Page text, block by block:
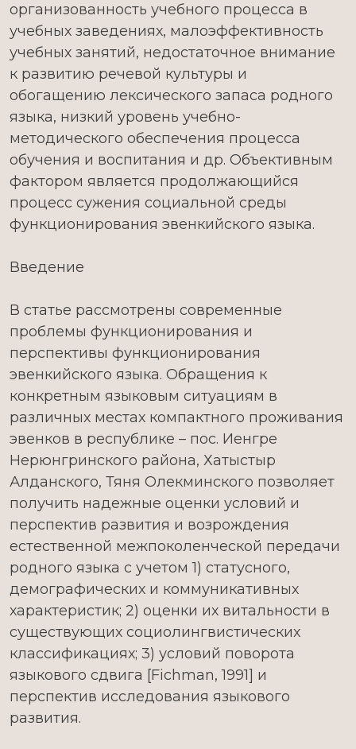
организованность учебного процесса в
учебных заведениях, малоэффективность
учебных занятий, недостаточное внимание
к развитию речевой культуры и
обогащению лексического запаса родного
языка, низкий уровень учебно-
методического обеспечения процесса
обучения и воспитания и др. Объективным
фактором является продолжающийся
процесс сужения социальной среды
функционирования эвенкийского языка.
Введение
В статье рассмотрены современные
проблемы функционирования и
перспективы функционирования
эвенкийского языка. Обращения к
конкретным языковым ситуациям в
различных местах компактного проживания
эвенков в республике – пос. Иенгре
Нерюнгринского района, Хатыстыр
Алданского, Тяня Олекминского позволяет
получить надежные оценки условий и
перспектив развития и возрождения
естественной межпоколенческой передачи
родного языка с учетом 1) статусного,
демографических и коммуникативных
характеристик; 2) оценки их витальности в
существующих социолингвистических
классификациях; 3) условий поворота
языкового сдвига [Fichman, 1991] и
перспектив исследования языкового
развития.